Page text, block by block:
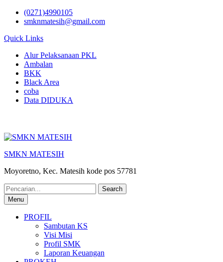
Skip
(0271)4990105
smknmatesih@gmail.com
Quick Links
Alur Pelaksanaan PKL
Ambalan
BKK
Black Area
coba
Data DIDUKA
SMKN MATESIH
Moyoretno, Kec. Matesih kode pos 57781
Search
for:Menu
PROFIL
Sambutan KS
Visi Misi
Profil SMK
Laporan Keuangan